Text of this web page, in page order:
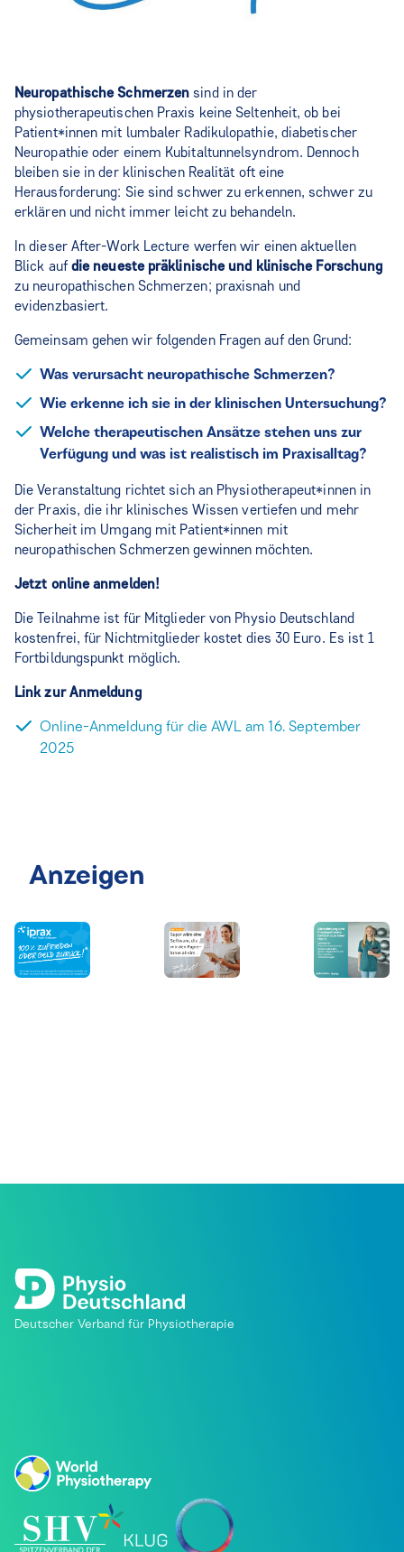
Neuropathische Schmerzen sind in der
physiotherapeutischen Praxis keine Seltenheit, ob bei
Patient*innen mit lumbaler Radikulopathie, diabetischer
Neuropathie oder einem Kubitaltunnelsyndrom. Dennoch
bleiben sie in der klinischen Realität oft eine
Herausforderung: Sie sind schwer zu erkennen, schwer zu
erklären und nicht immer leicht zu behandeln.
In dieser After-Work Lecture werfen wir einen aktuellen
Blick aufdie neueste präklinische und klinische Forschung
zu neuropathischen Schmerzen; praxisnah und
evidenzbasiert.
Gemeinsam gehen wir folgenden Fragen auf den Grund:
Was verursacht neuropathische Schmerzen?
Wie erkenne ich sie in der klinischen Untersuchung?
Welche therapeutischen Ansätze stehen uns zur
Verfügung und was ist realistisch im Praxisalltag?
Die Veranstaltung richtet sich an Physiotherapeut*innen in
der Praxis, die ihr klinisches Wissen vertiefen und mehr
Sicherheit im Umgang mit Patient*innen mit
neuropathischen Schmerzen gewinnen möchten.
Jetzt online anmelden!
Die Teilnahme ist für Mitglieder von Physio Deutschland
kostenfrei, für Nichtmitglieder kostet dies 30 Euro. Es ist 1
Fortbildungspunkt möglich.
Link zur Anmeldung
Online-Anmeldung für die AWL am 16. September
2025
Anzeigen
Deutscher Verband für Physiotherapie